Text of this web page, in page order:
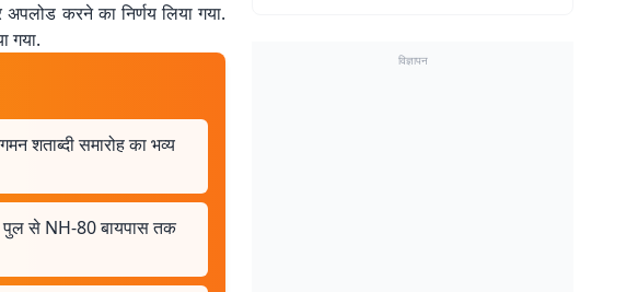
करने का निर्णय लिया गया.
गया.
शताब्दी समारोह का भव्य
पुल से NH-80 बायपास तक
विज्ञापन